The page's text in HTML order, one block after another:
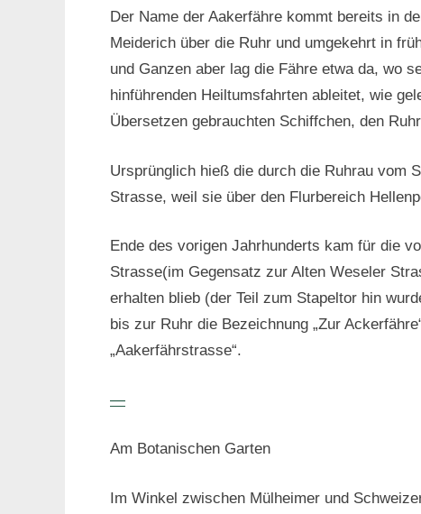
Der Name der Aakerfähre kommt bereits in
Meiderich über die Ruhr und umgekehrt in
und Ganzen aber lag die Fähre etwa da, wo
hinführenden Heiltumsfahrten ableitet, wie
Übersetzen gebrauchten Schiffchen, den
Ursprünglich hieß die durch die Ruhrau vom
Strasse, weil sie über den Flurbereich
Ende des vorigen Jahrhunderts kam für die
Strasse(im Gegensatz zur Alten Weseler
erhalten blieb (der Teil zum Stapeltor hin
bis zur Ruhr die Bezeichnung „Zur
„Aakerfährstrasse“.
—
Am Botanischen Garten
Im Winkel zwischen Mülheimer und